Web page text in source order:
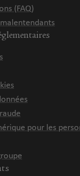
(FAQ)
pour les